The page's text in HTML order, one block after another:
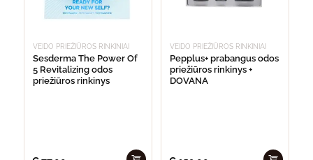
VEIDO PRIEŽIŪROS RINKINIAI
Sesderma The Power Of
5 Revitalizing odos
priežiūros rinkinys
VEIDO PRIEŽIŪROS RINKINIAI
Pepplus+ prabangus odos
priežiūros rinkinys +
DOVANA